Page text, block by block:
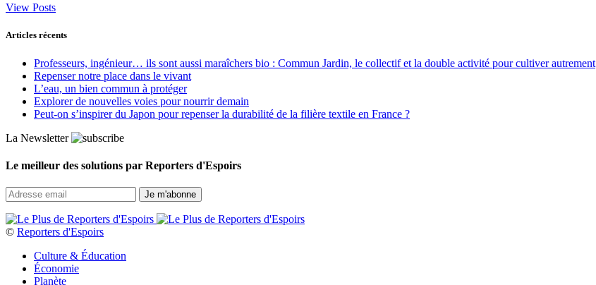
View Posts
Articles récents
Professeurs, ingénieur… ils sont aussi maraîchers bio : Commun Jardin, le collectif et la double activité pour cultiver autrement
Repenser notre place dans le vivant
L’eau, un bien commun à protéger
Explorer de nouvelles voies pour nourrir demain
Peut‑on s’inspirer du Japon pour repenser la durabilité de la filière textile en France ?
La Newsletter
Le meilleur des solutions par Reporters d'Espoirs
© Reporters d'Espoirs
Culture & Éducation
Économie
Planète